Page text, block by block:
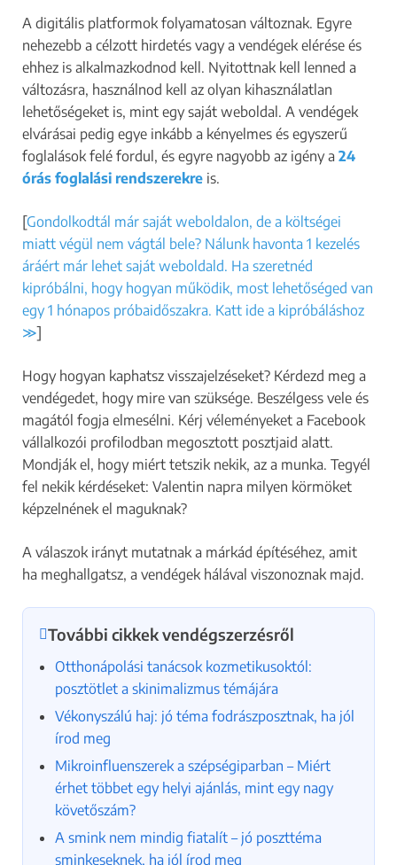
v
e
d
A digitális platformok folyamatosan változnak. Egyre
nehezebb a célzott hirdetés vagy a vendégek elérése és
ehhez is alkalmazkodnod kell. Nyitottnak kell lenned a
változásra, használnod kell az olyan kihasználatlan
lehetőségeket is, mint egy saját weboldal. A vendégek
elvárásai pedig egye inkább a kényelmes és egyszerű
foglalások felé fordul, és egyre nagyobb az igény a 24
órás foglalási rendszerekre is.
[Gondolkodtál már saját weboldalon, de a költségei
miatt végül nem vágtál bele? Nálunk havonta 1 kezelés
áráért már lehet saját weboldald. Ha szeretnéd
kipróbálni, hogy hogyan működik, most lehetőséged van
egy 1 hónapos próbaidőszakra. Katt ide a kipróbáláshoz
≫]
Hogy hogyan kaphatsz visszajelzéseket? Kérdezd meg a
vendégedet, hogy mire van szüksége. Beszélgess vele és
magától fogja elmesélni. Kérj véleményeket a Facebook
vállalkozói profilodban megosztott posztjaid alatt.
Mondják el, hogy miért tetszik nekik, az a munka. Tegyél
fel nekik kérdéseket: Valentin napra milyen körmöket
képzelnének el maguknak?
A válaszok irányt mutatnak a márkád építéséhez, amit
ha meghallgatsz, a vendégek hálával viszonoznak majd.
További cikkek vendégszerzésről
Otthonápolási tanácsok kozmetikusoktól:
posztötlet a skinimalizmus témájára
Vékonyszálú haj: jó téma fodrászposztnak, ha jól
írod meg
Mikroinfluenszerek a szépségiparban – Miért
érhet többet egy helyi ajánlás, mint egy nagy
követőszám?
A smink nem mindig fiatalít – jó poszttéma
sminkeseknek, ha jól írod meg